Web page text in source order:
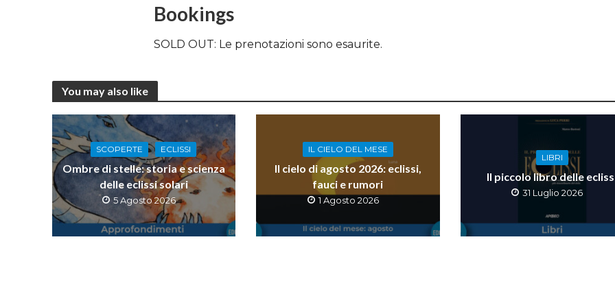
Bookings
SOLD OUT: Le prenotazioni sono esaurite.
You may also like
SCOPERTE ECLISSI
Ombre di stelle: storia e scienza
delle eclissi solari
5 Agosto 2026
IL CIELO DEL MESE
Il cielo di agosto 2026: eclissi,
fauci e rumori
1 Agosto 2026
LIBRI
Il piccolo libro delle
31 Luglio 2026